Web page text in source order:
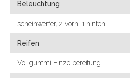
Beleuchtung
scheinwerfer, 2 vorn, 1 hinten
Reifen
Vollgummi Einzelbereifung